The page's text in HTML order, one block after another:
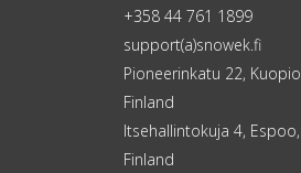
+358 44 761 1899
support(a)snowek.fi
Pioneerinkatu 22, Kuopio
Finland
Itsehallintokuja 4, Espoo,
Finland